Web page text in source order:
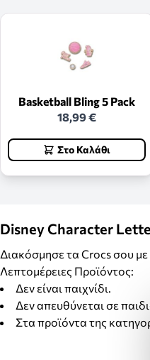
Basketball Bling 5 Pack
18,99 €
Στο Καλάθι
Disney Character
Διακόσμησε τα Crocs σου
Λεπτομέρειες Προϊόντος:
Δεν είναι παιχνίδι.
Δεν απευθύνεται σε
Στα προϊόντα της